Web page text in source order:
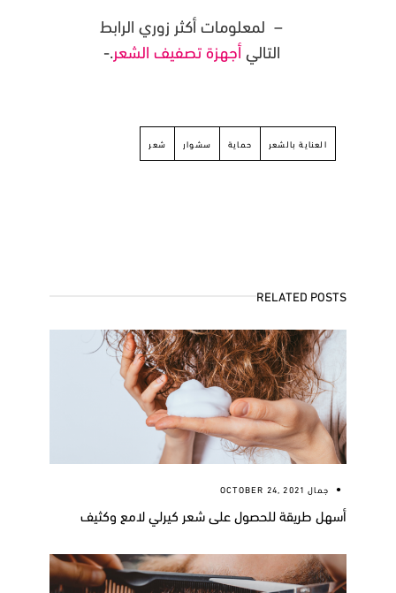
– لمعلومات أكثر زوري الرابط
التالي أجهزة تصفيف الشعر.-
العناية بالشعر حماية سشوار شعر
RELATED POSTS
جمال OCTOBER 24, 2021
أسهل طريقة للحصول على شعر كيرلي لامع وكثيف